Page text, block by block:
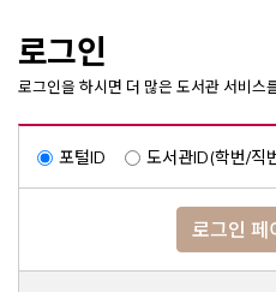
로그인
로그인을 하시면 더 많은 도서관 서비스
포털ID 도서관ID(학번/직
로그인 페